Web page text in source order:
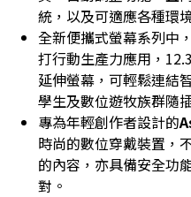
統，以及可適應各種環
全新便攜式螢幕系列中
打行動生產力應用，
延伸螢幕，可輕鬆連結
學生及數位遊牧族群隨
專為年輕創作者設計的
時尚的數位穿戴裝置，
的內容，亦具備安全功
對。